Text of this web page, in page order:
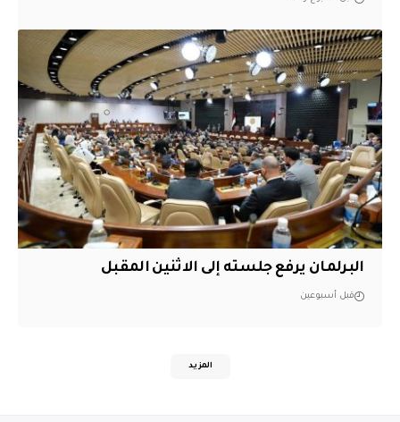
البرلمان يرفع جلسته إلى الاثنين المقبل
قبل أسبوعين
المزيد